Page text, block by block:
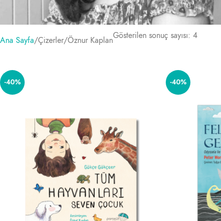
Ana Sayfa Çizerler Öznur KaplanGösterilen sonuç sayısı: 4
-40% -40%